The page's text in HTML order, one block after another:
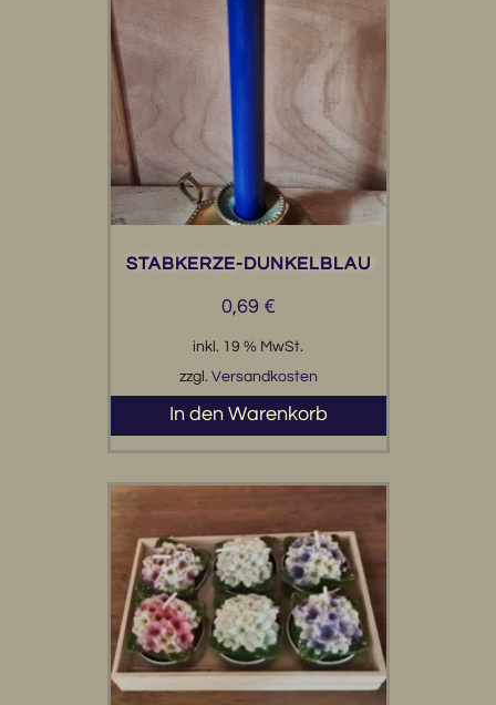
STABKERZE-DUNKELBLAU
0,69 €
inkl. 19 % MwSt.
zzgl. Versandkosten
In den Warenkorb